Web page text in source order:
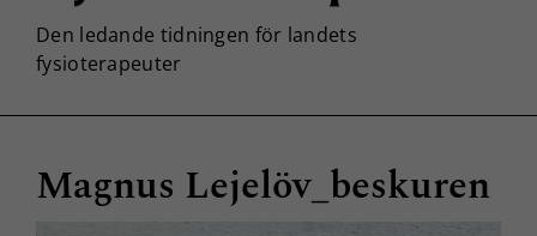
Magnus Lejelöv_beskuren